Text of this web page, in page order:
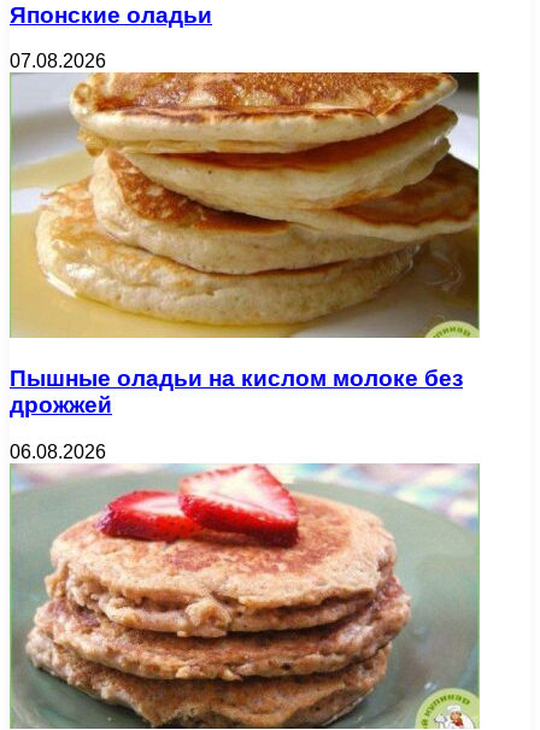
Японские оладьи
07.08.2026
Пышные оладьи на кислом молоке без
дрожжей
06.08.2026